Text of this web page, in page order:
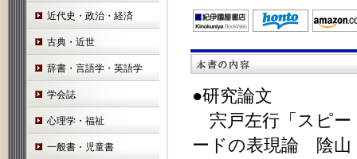
近代史・政治・経済
古典・近世
辞書・言語学・英語学
学会誌
心理学・福祉
一般書・児童書
●研究論文
宍戸左行「スピー
ードの表現論 陰